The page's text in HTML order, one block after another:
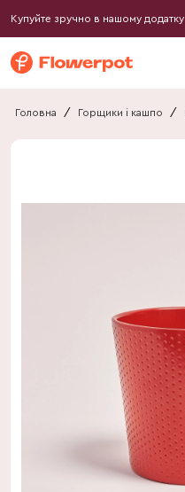
Купуйте зручно в нашому додатку
Головна / Горщики і кашпо /